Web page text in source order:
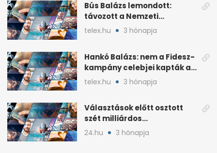
Bús Balázs lemondott:
távozott a Nemzeti
Kulturális Alap alelnöke
telex.hu 3 hónapja
Hankó Balázs: nem a Fidesz-
kampány celebjei kapták az
NKA-milliárdokat
telex.hu 3 hónapja
Választások előtt osztott
szét milliárdos
szponzorpénzt a
Szerencsejáték Zrt.
24.hu 3 hónapja